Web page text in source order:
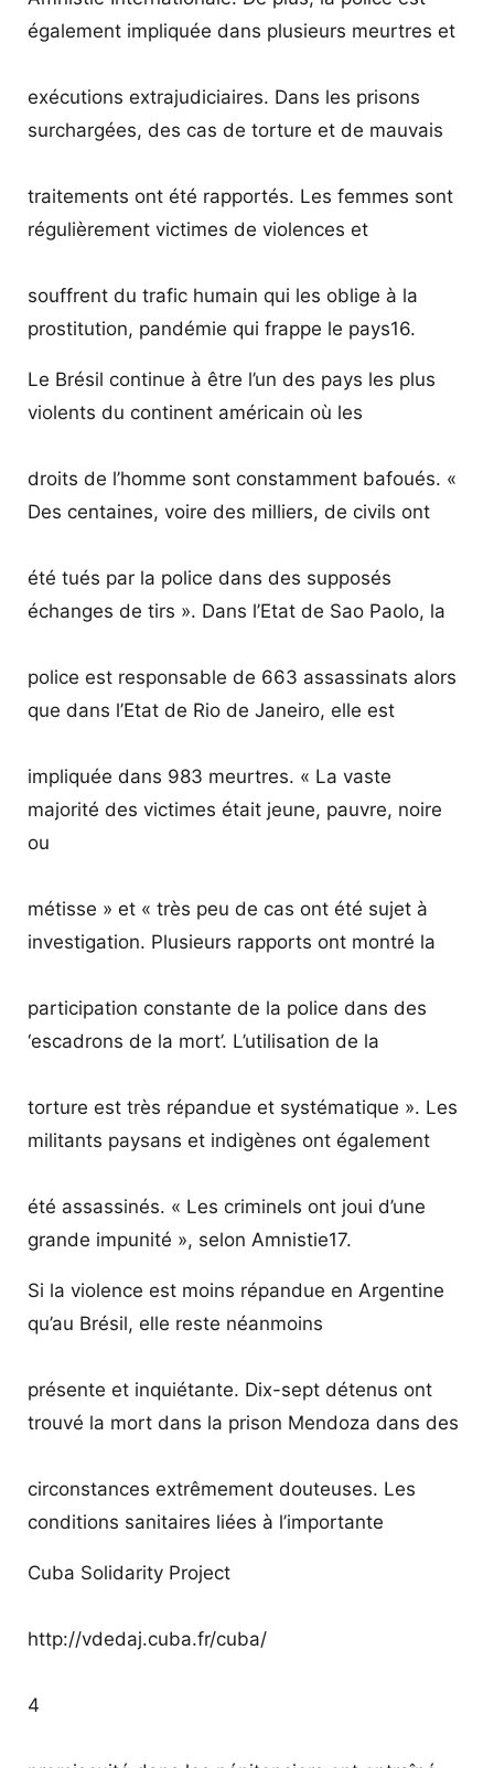
également impliquée dans plusieurs meurtres et
exécutions extrajudiciaires. Dans les prisons
surchargées, des cas de torture et de mauvais
traitements ont été rapportés. Les femmes sont
régulièrement victimes de violences et
souffrent du trafic humain qui les oblige à la
prostitution, pandémie qui frappe le pays16.
Le Brésil continue à être l’un des pays les plus
violents du continent américain où les
droits de l’homme sont constamment bafoués. «
Des centaines, voire des milliers, de civils ont
été tués par la police dans des supposés
échanges de tirs ». Dans l’Etat de Sao Paolo, la
police est responsable de 663 assassinats alors
que dans l’Etat de Rio de Janeiro, elle est
impliquée dans 983 meurtres. « La vaste
majorité des victimes était jeune, pauvre, noire
ou
métisse » et « très peu de cas ont été sujet à
investigation. Plusieurs rapports ont montré la
participation constante de la police dans des
‘escadrons de la mort’. L’utilisation de la
torture est très répandue et systématique ». Les
militants paysans et indigènes ont également
été assassinés. « Les criminels ont joui d’une
grande impunité », selon Amnistie17.
Si la violence est moins répandue en Argentine
qu’au Brésil, elle reste néanmoins
présente et inquiétante. Dix-sept détenus ont
trouvé la mort dans la prison Mendoza dans des
circonstances extrêmement douteuses. Les
conditions sanitaires liées à l’importante
Cuba Solidarity Project
http://vdedaj.cuba.fr/cuba/
4